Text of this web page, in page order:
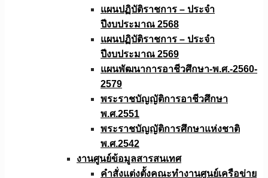
แผนปฏิบัติราชการ – ประจำ
ปีงบประมาณ 2568
แผนปฏิบัติราชการ – ประจำ
ปีงบประมาณ 2569
แผนพัฒนาการอาชีวศึกษา-พ.ศ.-2560-
2579
พระราชบัญญัติการอาชีวศึกษา
พ.ศ.2551
พระราชบัญญัติการศึกษาแห่งชาติ
พ.ศ.2542
งานศูนย์ข้อมูลสารสนเทศ
คำสั่งแต่งตั้งคณะทำงานศูนย์เครือข่าย